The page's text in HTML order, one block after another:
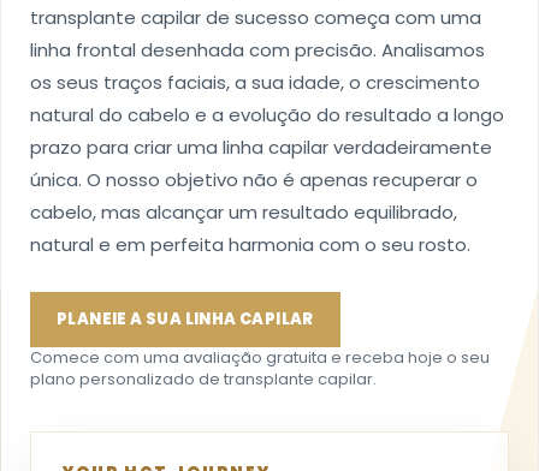
transplante capilar de sucesso começa com uma
linha frontal desenhada com precisão. Analisamos
os seus traços faciais, a sua idade, o crescimento
natural do cabelo e a evolução do resultado a longo
prazo para criar uma linha capilar verdadeiramente
única. O nosso objetivo não é apenas recuperar o
cabelo, mas alcançar um resultado equilibrado,
natural e em perfeita harmonia com o seu rosto.
PLANEIE A SUA LINHA CAPILAR
Comece com uma avaliação gratuita e receba hoje o seu
plano personalizado de transplante capilar.